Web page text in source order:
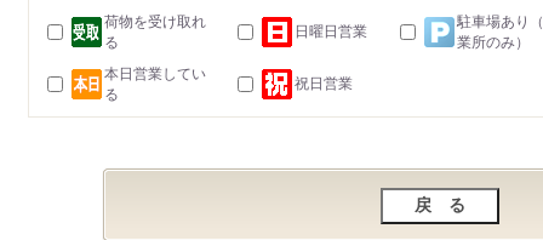
荷物を受け取れ
る
日曜日営業
駐車場あり
業所のみ）
本日営業してい
る
祝日営業